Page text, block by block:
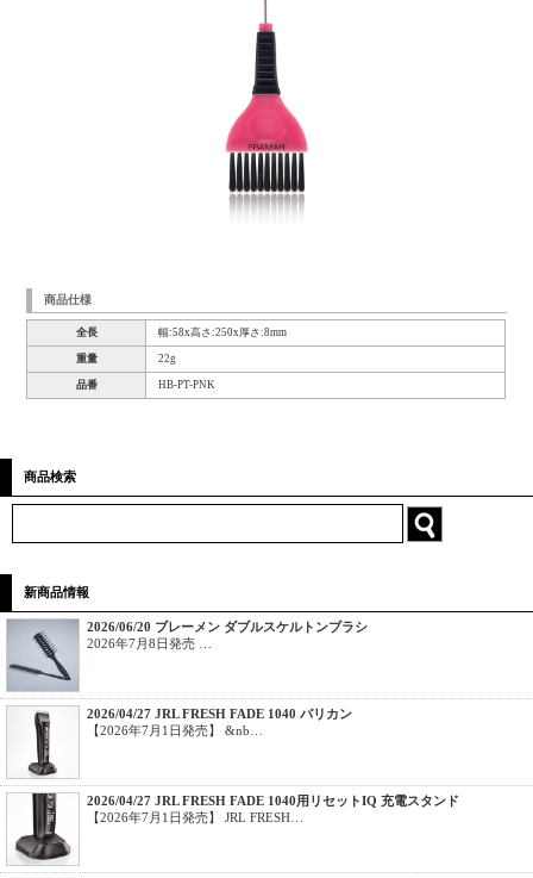
商品仕様
全長 幅:58x高さ:250x厚さ:8mm
重量 22g
品番 HB-PT-PNK
商品検索
新商品情報
2026/06/20 ブレーメン ダブルスケルトンブラシ
2026年7月8日発売 …
2026/04/27 JRL FRESH FADE 1040 バリカン
【2026年7月1日発売】 &nb…
2026/04/27 JRL FRESH FADE 1040用リセットIQ 充電スタンド
【2026年7月1日発売】 JRL FRESH…